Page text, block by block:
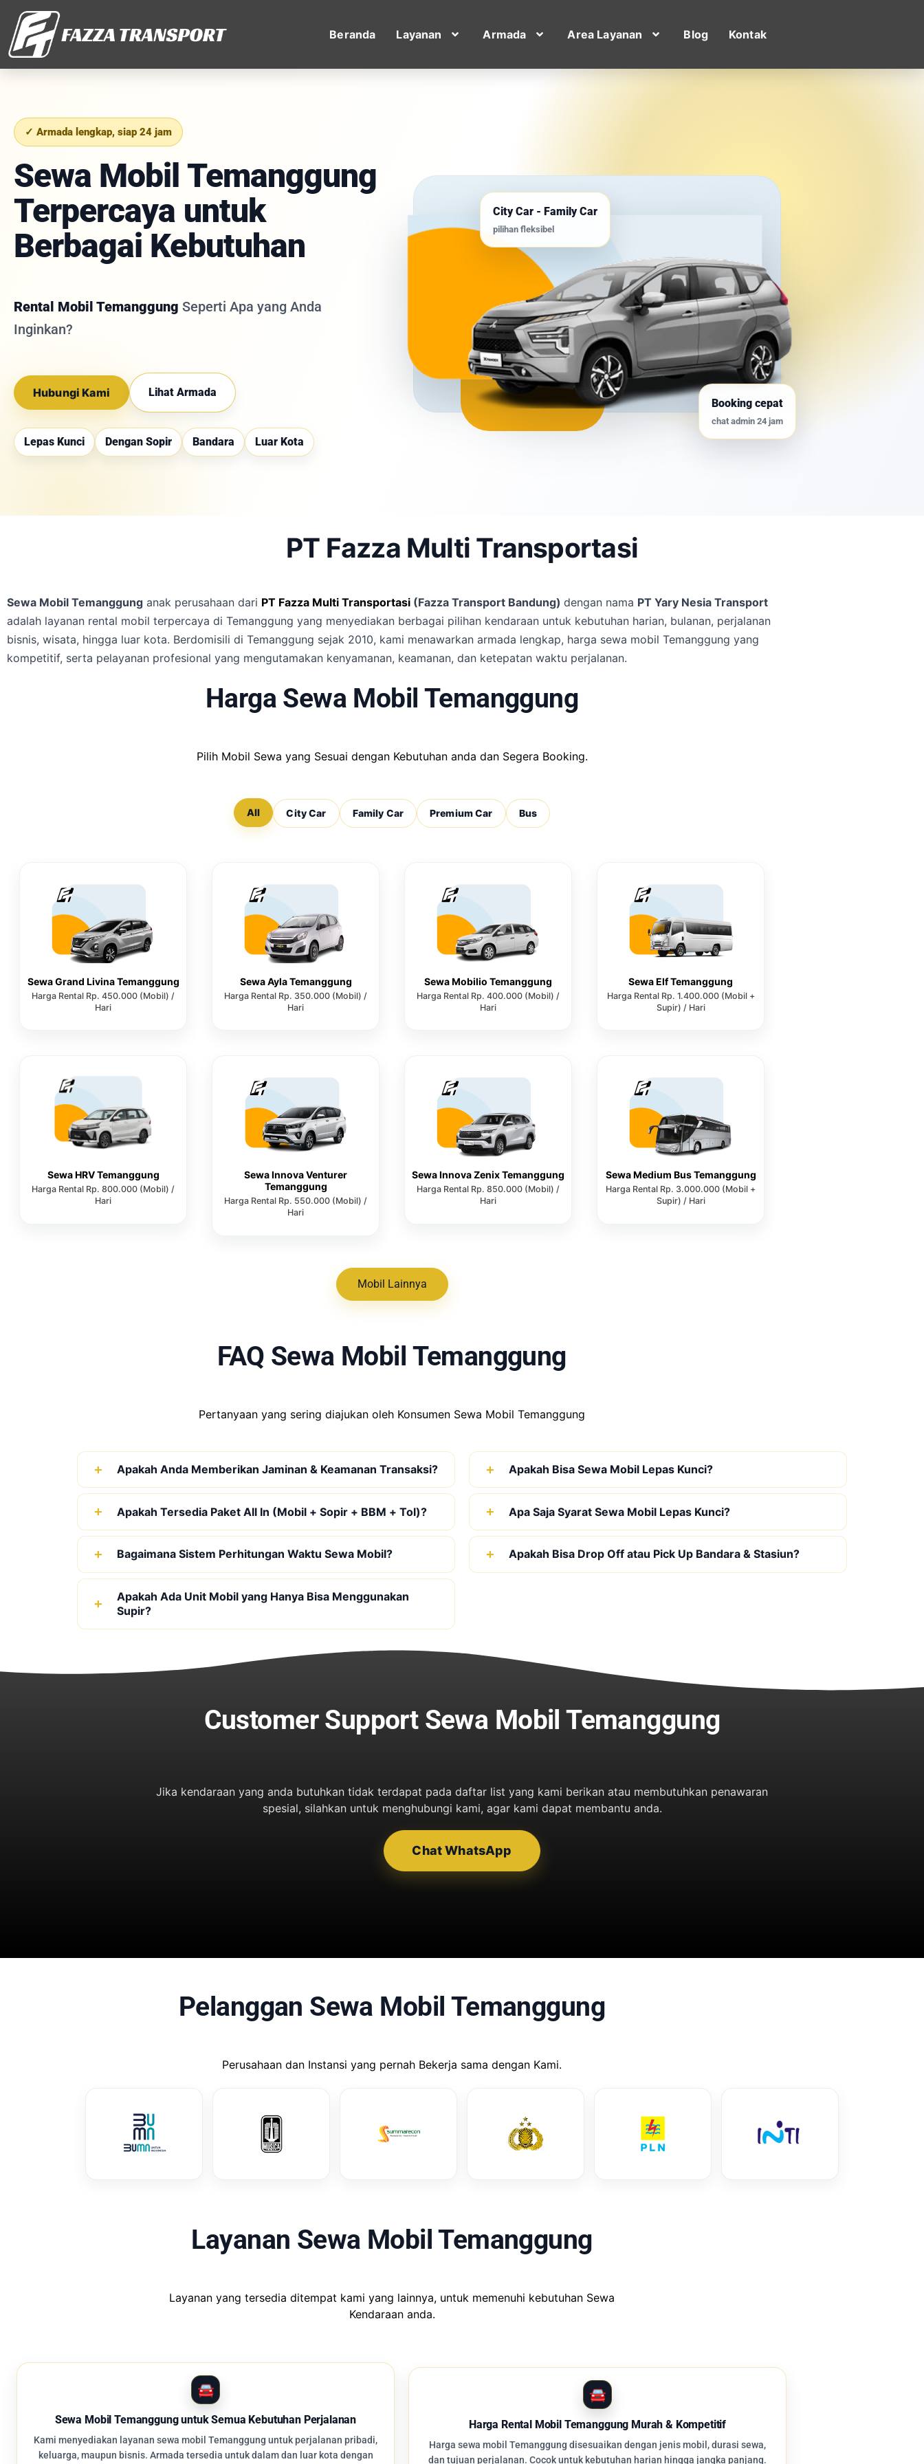
Beranda Layanan Armada Area Layanan Blog Kontak
✓ Armada lengkap, siap 24 jam
Sewa Mobil Temanggung
Terpercaya untuk
Berbagai Kebutuhan
Rental Mobil Temanggung Seperti Apa yang Anda
Inginkan?
Hubungi Kami Lihat Armada
Lepas Kunci Dengan Sopir Bandara Luar Kota
City Car - Family Car
pilihan fleksibel
Booking cepat
chat admin 24 jam
PT Fazza Multi Transportasi
Sewa Mobil Temanggung anak perusahaan dari PT Fazza Multi Transportasi (Fazza Transport Bandung) dengan nama PT Yary Nesia Transport
adalah layanan rental mobil terpercaya di Temanggung yang menyediakan berbagai pilihan kendaraan untuk kebutuhan harian, bulanan, perjalanan
bisnis, wisata, hingga luar kota. Berdomisili di Temanggung sejak 2010, kami menawarkan armada lengkap, harga sewa mobil Temanggung yang
kompetitif, serta pelayanan profesional yang mengutamakan kenyamanan, keamanan, dan ketepatan waktu perjalanan.
Harga Sewa Mobil Temanggung
Pilih Mobil Sewa yang Sesuai dengan Kebutuhan anda dan Segera Booking.
All City Car Family Car Premium Car Bus
Sewa Grand Livina Temanggung
Harga Rental Rp. 450.000 (Mobil) /
Hari
Sewa Ayla Temanggung
Harga Rental Rp. 350.000 (Mobil) /
Hari
Sewa Mobilio Temanggung
Harga Rental Rp. 400.000 (Mobil) /
Hari
Sewa Elf Temanggung
Harga Rental Rp. 1.400.000 (Mobil +
Supir) / Hari
Sewa HRV Temanggung
Harga Rental Rp. 800.000 (Mobil) /
Hari
Sewa Innova Venturer
Temanggung
Harga Rental Rp. 550.000 (Mobil) /
Hari
Sewa Innova Zenix Temanggung
Harga Rental Rp. 850.000 (Mobil) /
Hari
Sewa Medium Bus Temanggung
Harga Rental Rp. 3.000.000 (Mobil +
Supir) / Hari
Mobil Lainnya
FAQ Sewa Mobil Temanggung
Pertanyaan yang sering diajukan oleh Konsumen Sewa Mobil Temanggung
Apakah Anda Memberikan Jaminan & Keamanan Transaksi?
Apakah Tersedia Paket All In (Mobil + Sopir + BBM + Tol)?
Bagaimana Sistem Perhitungan Waktu Sewa Mobil?
Apakah Ada Unit Mobil yang Hanya Bisa Menggunakan
Supir?
Apakah Bisa Sewa Mobil Lepas Kunci?
Apa Saja Syarat Sewa Mobil Lepas Kunci?
Apakah Bisa Drop Off atau Pick Up Bandara & Stasiun?
Customer Support Sewa Mobil Temanggung
Jika kendaraan yang anda butuhkan tidak terdapat pada daftar list yang kami berikan atau membutuhkan penawaran
spesial, silahkan untuk menghubungi kami, agar kami dapat membantu anda.
Chat WhatsApp
Pelanggan Sewa Mobil Temanggung
Perusahaan dan Instansi yang pernah Bekerja sama dengan Kami.
Layanan Sewa Mobil Temanggung
Layanan yang tersedia ditempat kami yang lainnya, untuk memenuhi kebutuhan Sewa
Kendaraan anda.
Sewa Mobil Temanggung untuk Semua Kebutuhan Perjalanan
Kami menyediakan layanan sewa mobil Temanggung untuk perjalanan pribadi,
keluarga, maupun bisnis. Armada tersedia untuk dalam dan luar kota dengan
Harga Rental Mobil Temanggung Murah & Kompetitif
Harga sewa mobil Temanggung disesuaikan dengan jenis mobil, durasi sewa,
dan tujuan perjalanan. Cocok untuk kebutuhan harian hingga jangka panjang.